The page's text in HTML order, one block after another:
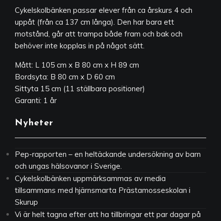
Cykelskolbänken passar elever från ca årskurs 4 och
uppåt (från ca 137 cm långa). Den har bara ett
motstånd, går att trampa både fram och bak och
behöver inte kopplas in på något sätt.
Mått: L 105 cm x B 80 cm x H 89 cm
Bordsyta: B 80 cm x D 60 cm
Sittyta 15 cm (11 ställbara positioner)
Garanti: 1 år
Nyheter
Pep-rapporten – en heltäckande undersökning av barn
och ungas hälsovanor i Sverige.
Cykelskolbänken uppmärksammas av media
tillsammans med hjärnsmarta Prästamosseskolan i
Skurup
Vi är helt tagna efter att ha tillbringar ett par dagar på